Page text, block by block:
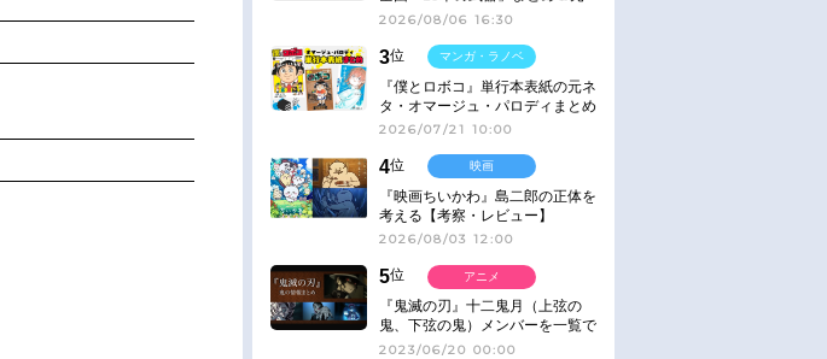
ネタ
2026/08/06 16:30
3位
『僕とロボコ』単行本表紙の元ネ
タ・オマージュ・パロディまとめ
2026/07/21 10:00
マンガ・ラノベ
4位
『映画ちいかわ』島二郎の正体を
考える【考察・レビュー】
2026/08/03 12:00
映画
5位
『鬼滅の刃』十二鬼月（上弦の
鬼、下弦の鬼）メンバーを一覧で
紹介＆解説（登場鬼の情報まと
2023/06/20 00:00
アニメ